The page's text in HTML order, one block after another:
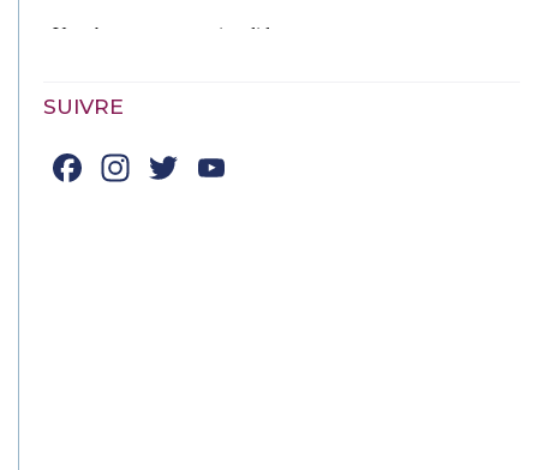
SUIVRE
Facebook
Instagram
Twitter